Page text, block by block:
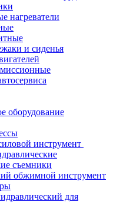
нагреватели
и сиденья
оборудование
инструмент
съемники
обжимной инструмент
для